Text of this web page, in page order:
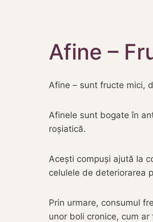
Afine –
Afine – sunt fructe mici,
Afinele sunt bogate în
roșiatică.
Acești compuși ajută la
celulele de deteriorarea
Prin urmare, consumul
unor boli cronice, cum